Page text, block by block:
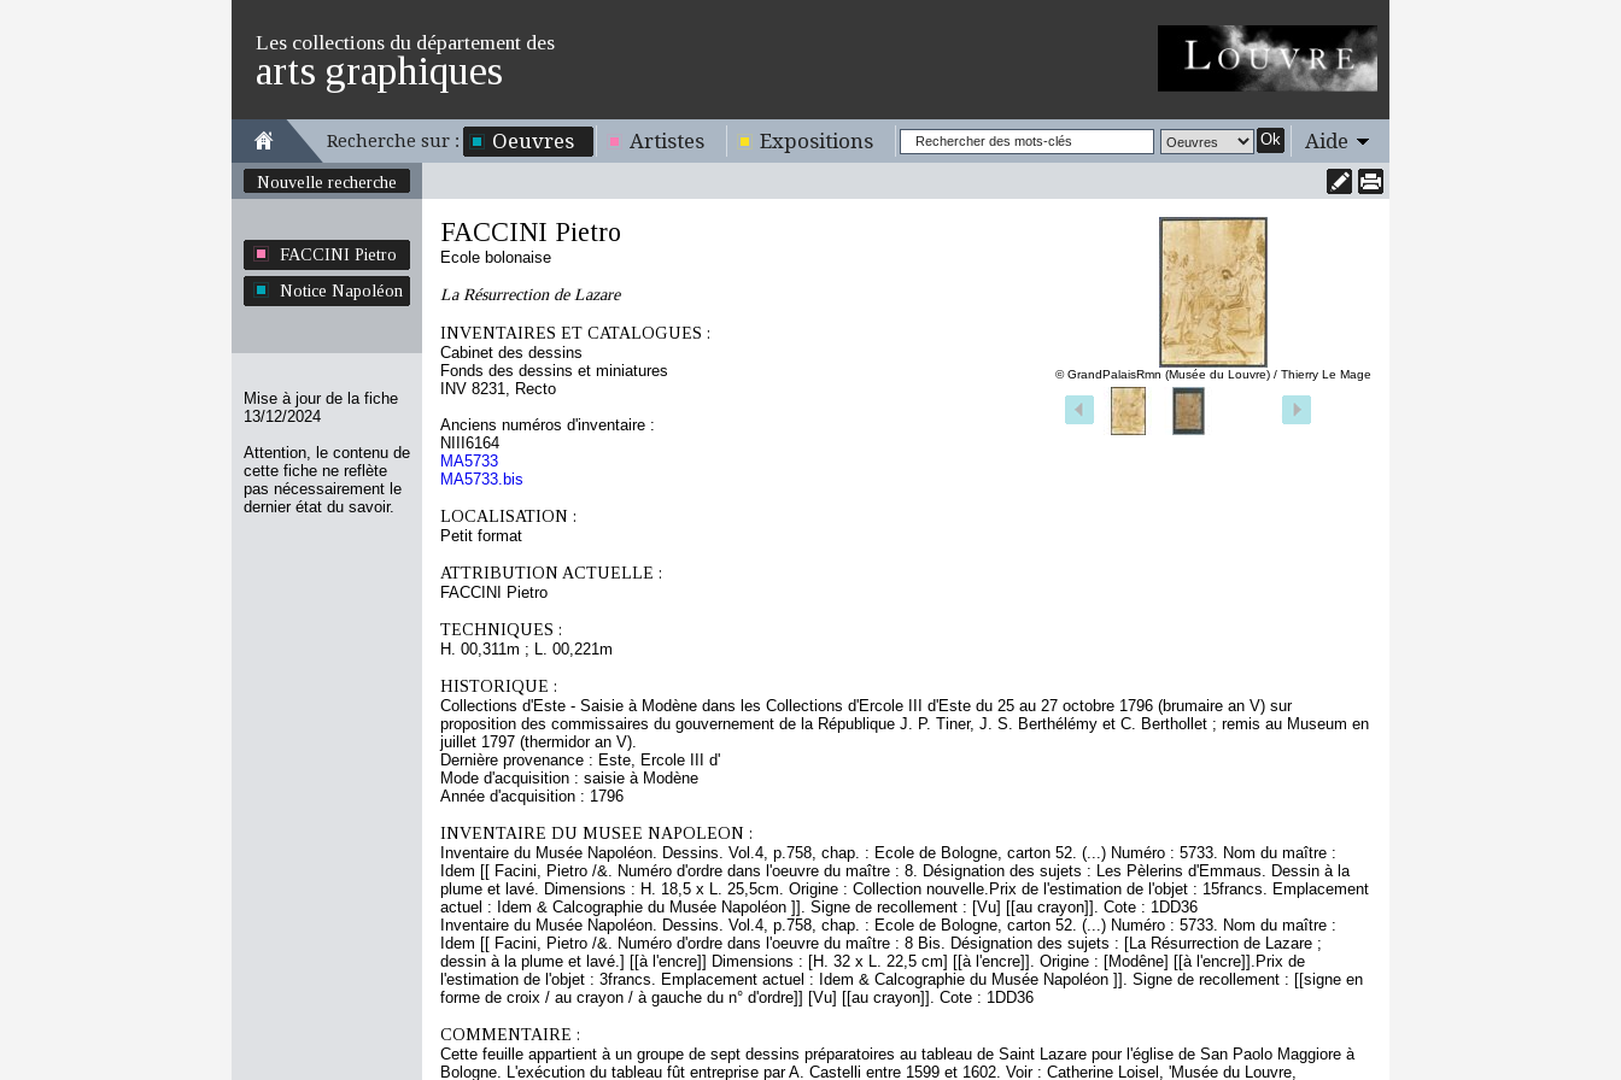
Les collections du département des
arts graphiques
Recherche sur : Oeuvres Artistes Expositions Ok Aide
Nouvelle recherche
FACCINI Pietro
Notice Napoléon
Mise à jour de la fiche
13/12/2024
Attention, le contenu de
cette fiche ne reflète
pas nécessairement le
dernier état du savoir.
© GrandPalaisRmn (Musée du Louvre) / Thierry Le Mage
FACCINI Pietro
Ecole bolonaise
La Résurrection de Lazare
INVENTAIRES ET CATALOGUES :
Cabinet des dessins
Fonds des dessins et miniatures
INV 8231, Recto
Anciens numéros d'inventaire :
NIII6164
MA5733
MA5733.bis
LOCALISATION :
Petit format
ATTRIBUTION ACTUELLE :
FACCINI Pietro
TECHNIQUES :
H. 00,311m ; L. 00,221m
HISTORIQUE :
Collections d'Este - Saisie à Modène dans les Collections d'Ercole III d'Este du 25 au 27 octobre 1796 (brumaire an V) sur
proposition des commissaires du gouvernement de la République J. P. Tiner, J. S. Berthélémy et C. Berthollet ; remis au Museum en
juillet 1797 (thermidor an V).
Dernière provenance : Este, Ercole III d'
Mode d'acquisition : saisie à Modène
Année d'acquisition : 1796
INVENTAIRE DU MUSEE NAPOLEON :
Inventaire du Musée Napoléon. Dessins. Vol.4, p.758, chap. : Ecole de Bologne, carton 52. (...) Numéro : 5733. Nom du maître :
Idem [[ Facini, Pietro /&. Numéro d'ordre dans l'oeuvre du maître : 8. Désignation des sujets : Les Pèlerins d'Emmaus. Dessin à la
plume et lavé. Dimensions : H. 18,5 x L. 25,5cm. Origine : Collection nouvelle.Prix de l'estimation de l'objet : 15francs. Emplacement
actuel : Idem & Calcographie du Musée Napoléon ]]. Signe de recollement : [Vu] [[au crayon]]. Cote : 1DD36
Inventaire du Musée Napoléon. Dessins. Vol.4, p.758, chap. : Ecole de Bologne, carton 52. (...) Numéro : 5733. Nom du maître :
Idem [[ Facini, Pietro /&. Numéro d'ordre dans l'oeuvre du maître : 8 Bis. Désignation des sujets : [La Résurrection de Lazare ;
dessin à la plume et lavé.] [[à l'encre]] Dimensions : [H. 32 x L. 22,5 cm] [[à l'encre]]. Origine : [Modêne] [[à l'encre]].Prix de
l'estimation de l'objet : 3francs. Emplacement actuel : Idem & Calcographie du Musée Napoléon ]]. Signe de recollement : [[signe en
forme de croix / au crayon / à gauche du n° d'ordre]] [Vu] [[au crayon]]. Cote : 1DD36
COMMENTAIRE :
Cette feuille appartient à un groupe de sept dessins préparatoires au tableau de Saint Lazare pour l'église de San Paolo Maggiore à
Bologne. L'exécution du tableau fût entreprise par A. Castelli entre 1599 et 1602. Voir : Catherine Loisel, 'Musée du Louvre,